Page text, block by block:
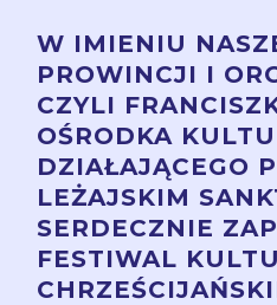
W IMIENIU
PROWINCJI I
CZYLI
OŚRODKA
DZIAŁAJĄCEGO
LEŻAJSKIM
SERDECZNIE
FESTIWAL